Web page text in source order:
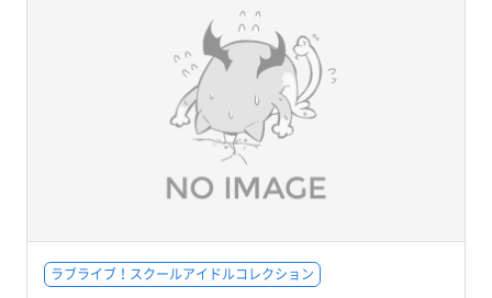
ラブライブ！スクールアイドルコレクション